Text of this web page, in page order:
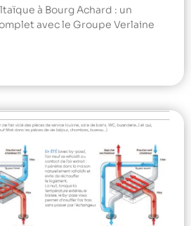
à Bourg Achard : un
avec le Groupe Verlaine